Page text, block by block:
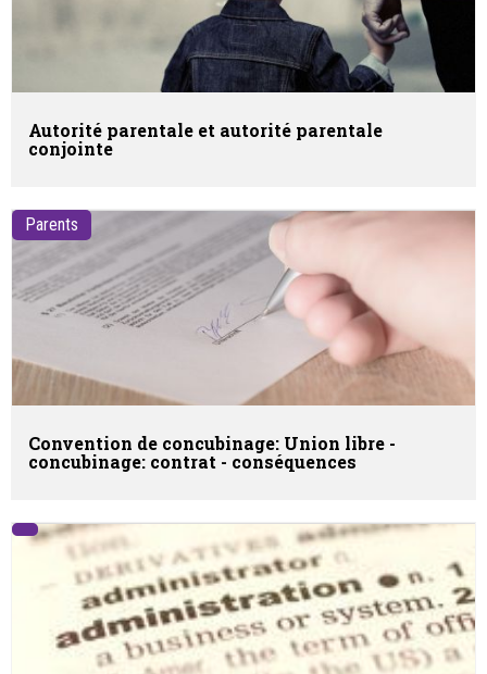
Autorité parentale et autorité parentale
conjointe
Parents
Convention de concubinage: Union libre -
concubinage: contrat - conséquences